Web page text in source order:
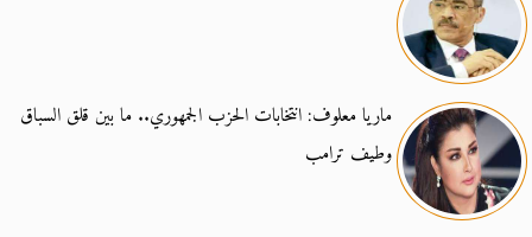
ماريا معلوف: انتخابات الحزب الجمهوري.. ما بين قلق السباق
وطيف ترامب